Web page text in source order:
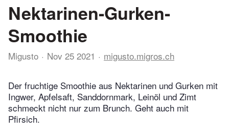
Nektarinen-Gurken-
Smoothie
Migusto Nov 25 2021 migusto.migros.ch
Der fruchtige Smoothie aus Nektarinen und Gurken mit
Ingwer, Apfelsaft, Sanddornmark, Leinöl und Zimt
schmeckt nicht nur zum Brunch. Geht auch mit
Pfirsich.